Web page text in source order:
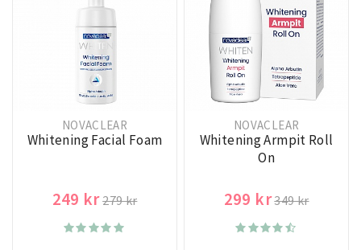
NOVACLEAR
Whitening Facial Foam
249 kr279 kr
NOVACLEAR
Whitening Armpit Roll
On
299 kr349 kr